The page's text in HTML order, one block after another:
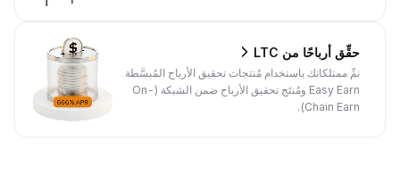
حقِّق أرباحًا من LTC
نمِّ ممتلكاتك باستخدام مُنتجات تحقيق الأرباح المُبسَّطة
Easy Earn ومُنتَج تحقيق الأرباح ضمن الشبكة (On-
Chain Earn).